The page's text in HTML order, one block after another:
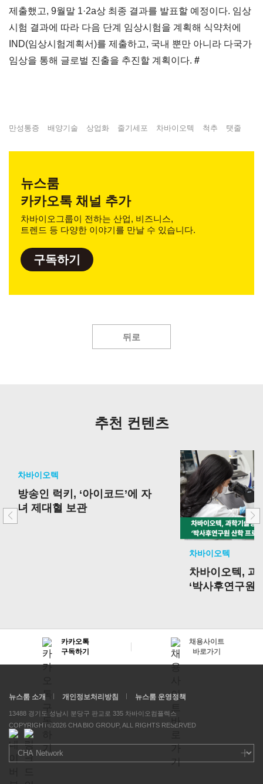
제출했고, 9월말 1·2a상 최종 결과를 발표할 예정이다. 임상
시험 결과에 따라 다음 단계 임상시험을 계획해 식약처에
IND(임상시험계획서)를 제출하고, 국내 뿐만 아니라 다국가
임상을 통해 글로벌 진출을 추진할 계획이다. #
만성통증 배양기술 상업화 줄기세포 차바이오텍 척추 탯줄
뉴스룸
카카오톡 채널 추가
차바이오그룹이 전하는 산업, 비즈니스,
트렌드 등 다양한 이야기를 만날 수 있습니다.
구독하기
뒤로
추천 컨텐츠
차바이오텍
방송인 럭키, ‘아이코드’에 자
녀 제대혈 보관
차바이오텍
차바이오텍,
‘박사후연구원
카카오톡
구독하기
채용사이트
바로가기
뉴스룸 소개 개인정보처리방침 뉴스룸 운영정책
13488 경기도 성남시 분당구 판교로 335 차바이오컴플렉스
COPYRIGHT©2026 CHA BIO GROUP, ALL RIGHTS RESERVED